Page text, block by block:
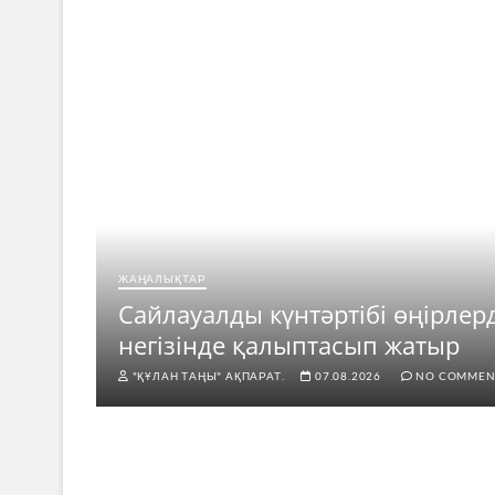
ЖАҢАЛЫҚТАР
Сайлауалды күнтәртібі
негізінде қалыптасып жатыр
"ҚҰЛАН ТАҢЫ" АҚПАРАТ. 07.08.2026 NO